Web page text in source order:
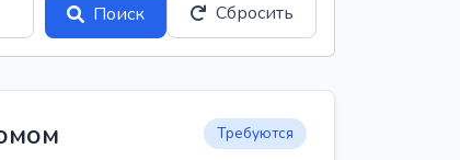
Поиск
Сбросить
Требуются